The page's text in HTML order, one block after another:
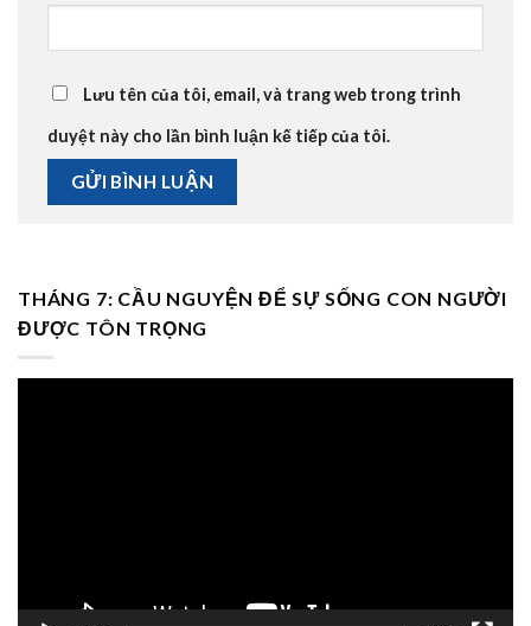
Lưu tên của tôi, email, và trang web trong trình
duyệt này cho lần bình luận kế tiếp của tôi.
THÁNG 7: CẦU NGUYỆN ĐỂ SỰ SỐNG CON NGƯỜI
ĐƯỢC TÔN TRỌNG